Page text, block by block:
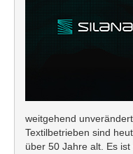
weitgehend
Textilbetrieben sind
über 50 Jahre alt. Es